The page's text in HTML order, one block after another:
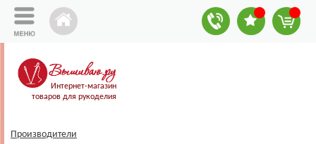
Интернет-магазин
товаров для рукоделия
Производители